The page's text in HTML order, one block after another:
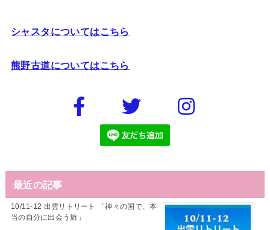
シャスタについてはこちら
熊野古道についてはこちら
最近の記事
10/11-12 出雲リトリート 「神々の国で、本
当の自分に出会う旅」